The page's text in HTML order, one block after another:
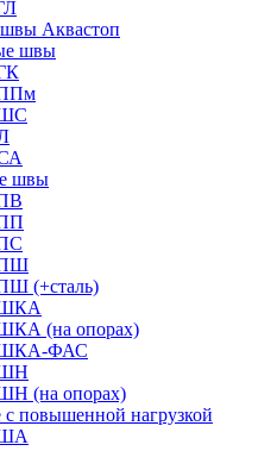
Аквастоп
швы
швы
(+сталь)
(на опорах)
ФАС
(на опорах)
повышенной нагрузкой